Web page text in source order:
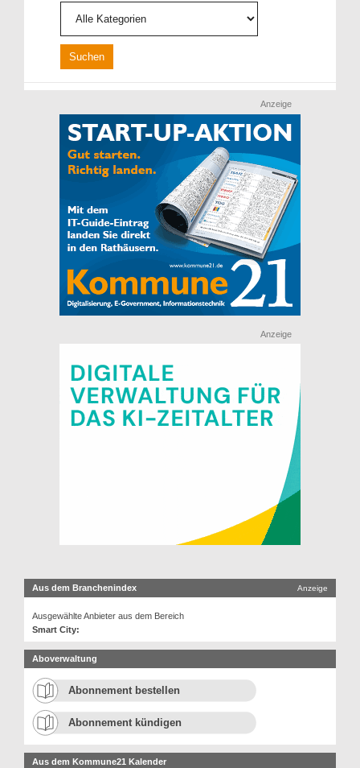
Anzeige
Anzeige
Aus dem Branchenindex Anzeige
Ausgewählte Anbieter aus dem Bereich
Smart City:
Aboverwaltung
Abonnement bestellen
Abonnement kündigen
Aus dem Kommune21 Kalender